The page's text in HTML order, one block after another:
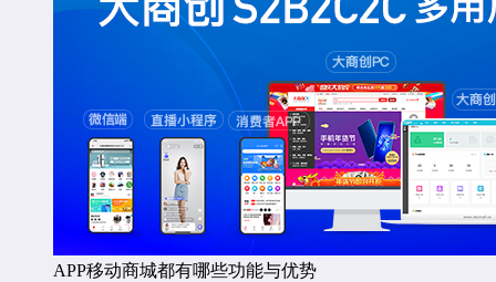
APP移动商城都有哪些功能与优势